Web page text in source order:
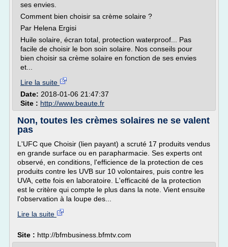
ses envies.
Comment bien choisir sa crème solaire ?
Par Helena Ergisi
Huile solaire, écran total, protection waterproof... Pas
facile de choisir le bon soin solaire. Nos conseils pour
bien choisir sa crème solaire en fonction de ses envies
et...
Lire la suite
Date: 2018-01-06 21:47:37
Site : http://www.beaute.fr
Non, toutes les crèmes solaires ne se valent
pas
L'UFC que Choisir (lien payant) a scruté 17 produits vendus
en grande surface ou en parapharmacie. Ses experts ont
observé, en conditions, l'efficience de la protection de ces
produits contre les UVB sur 10 volontaires, puis contre les
UVA, cette fois en laboratoire. L'efficacité de la protection
est le critère qui compte le plus dans la note. Vient ensuite
l'observation à la loupe des...
Lire la suite
Site : http://bfmbusiness.bfmtv.com